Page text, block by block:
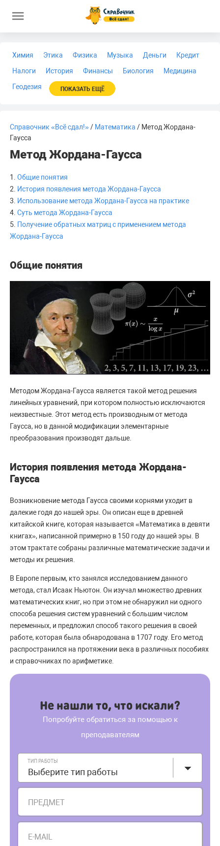
Химия Этика Физика Музыка Деньги
Кредит
Налоги
История Финансы Биология
Медицина
Геодезия
ПОКАЗАТЬ ЕЩЁ
Справочник «Всё сдал!»/ Математика / Метод Жордана-
Гаусса
Метод Жордана-Гаусса
1. Общие понятия
2.
История появления метода Жордана-Гаусса
3.
Использование метода Жордана-Гаусса на практике
4. Суть метода Жордана-Гаусса
5. Получение обратных матриц с применением метода
Жордана-Гаусса
Общие понятия
Методом Жордана-Гаусса является такой метод решения
линейных уравнений, при котором полностью исключаются
неизвестные. Этот метод есть производным от метода
Гаусса, но в данной модификации элементарные
преобразования производят дальше.
История появления метода Жордана-
Гаусса
Возникновение метода Гаусса своими корнями уходит в
далекие годя до нашей эры. Он описан еще в древней
китайской книге, которая называется «Математика в девяти
книгах», написанной примерно в 150 году до нашей эры. В
этом трактате собраны различные математические задачи и
методы их решения.
В Европе первым, кто занялся исследованием данного
метода, стал Исаак Ньютон. Он изучал множество древних
математических книг, но при этом не обнаружил ни одного
способа решения систем уравнений с большим числом
переменных, и предложил способ такого решения в своей
работе, которая была обнародована в 1707 году. Его метод
распространился на протяжении века в различных пособиях
и справочниках по арифметике.
Не нашли то, что искали?
Попробуйте обратиться за помощью к
преподавателям
ТИП РАБОТЫ
Выберите тип работы
ПРЕДМЕТ
E-MAIL